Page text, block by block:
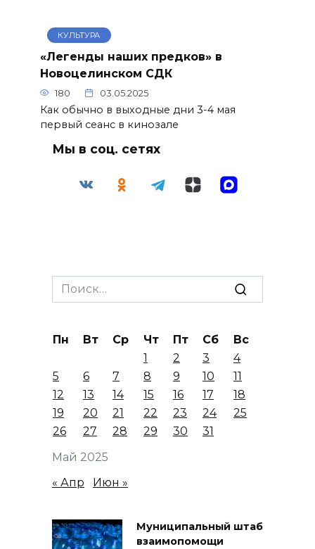
КУЛЬТУРА
«Легенды наших предков» в
Новоцелинском СДК
180 03.05.2025
Как обычно в выходные дни 3-4 мая
первый сеанс в кинозале
Мы в соц. сетях
Search
for:
Май 2025
Пн Вт Ср Чт Пт Сб
Вс
1
2 3
4
5
6 7 8 9 10
11
12
13 14 15 16 17
18
19
20 21 22 23 24
25
26
27 28 29 30 31
« Апр Июн »
Муниципальный штаб
взаимопомощи